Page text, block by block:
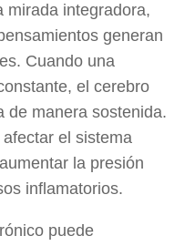
mirada integradora,
generan
Cuando una
el cerebro
de manera sostenida.
el sistema
la presión
inflamatorios.
puede